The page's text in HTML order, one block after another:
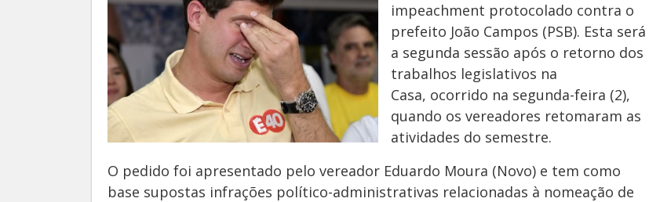
impeachment protocolado contra o
prefeito João Campos (PSB). Esta será
a segunda sessão após o retorno dos
trabalhos legislativos na
Casa, ocorrido na segunda-feira (2),
quando os vereadores retomaram as
atividades do semestre.
O pedido foi apresentado pelo vereador Eduardo Moura (Novo) e tem como
base supostas infrações político-administrativas relacionadas à nomeação de